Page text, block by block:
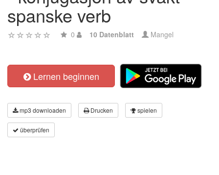
spanske verb
0 10 Datenblatt Mangel
Lernen beginnen
mp3 downloaden Drucken spielen
überprüfen